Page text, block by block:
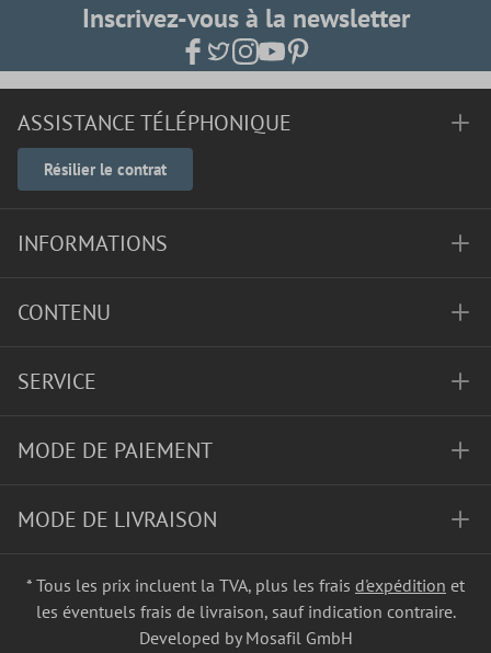
Inscrivez-vous à la newsletter
ASSISTANCE TÉLÉPHONIQUE
Résilier le contrat
INFORMATIONS
CONTENU
SERVICE
MODE DE PAIEMENT
MODE DE LIVRAISON
* Tous les prix incluent la TVA, plus les frais d'expédition et
les éventuels frais de livraison, sauf indication contraire.
Developed by Mosafil GmbH